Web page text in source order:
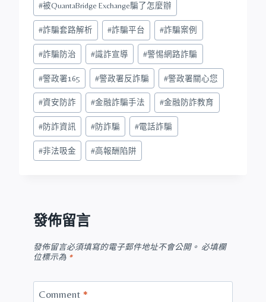
#被QuantaBridge Exchange騙了怎麼辦
#詐騙套路解析 #詐騙平台 #詐騙案例
#詐騙防治 #識詐宣導 #警惕網路詐騙
#警政署165 #警政署反詐騙 #警政署關心您
#資安防詐 #金融詐騙手法 #金融防詐教育
#防詐資訊 #防詐騙 #電話詐騙
#非法吸金 #高報酬陷阱
發佈留言
發佈留言必須填寫的電子郵件地址不會公開。 必填欄
位標示為 *
Comment *